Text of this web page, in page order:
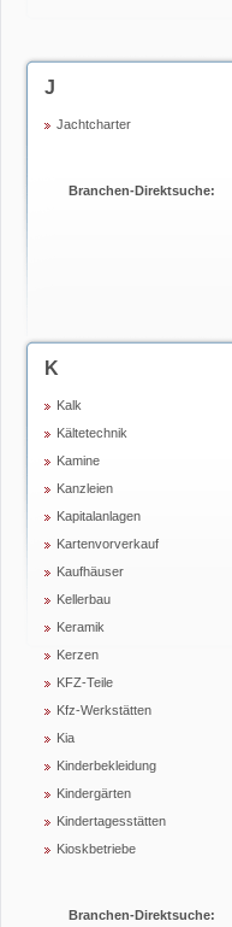
J
Jachtcharter
Branchen-Direktsuche:
K
Kalk
Kältetechnik
Kamine
Kanzleien
Kapitalanlagen
Kartenvorverkauf
Kaufhäuser
Kellerbau
Keramik
Kerzen
KFZ-Teile
Kfz-Werkstätten
Kia
Kinderbekleidung
Kindergärten
Kindertagesstätten
Kioskbetriebe
Branchen-Direktsuche: